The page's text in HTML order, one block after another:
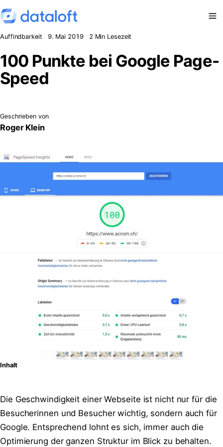
Zum Inhalt springen
Auffindbarkeit 9. Mai 2019 2 Min Lesezeit
100 Punkte bei Google Page-
Speed
Geschrieben von
Roger Klein
Inhalt
Die Geschwindigkeit einer Webseite ist nicht nur für die
Besucherinnen und Besucher wichtig, sondern auch für
Google. Entsprechend lohnt es sich, immer auch die
Optimierung der ganzen Struktur im Blick zu behalten.